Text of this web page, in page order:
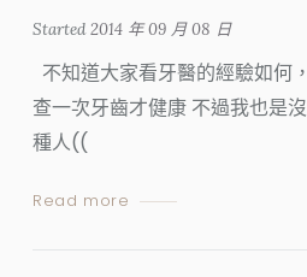
Started2014 年 09 月 08 日
不知道大家看牙醫的經驗如何
查一次牙齒才健康 不過我也是
種人((
Read more